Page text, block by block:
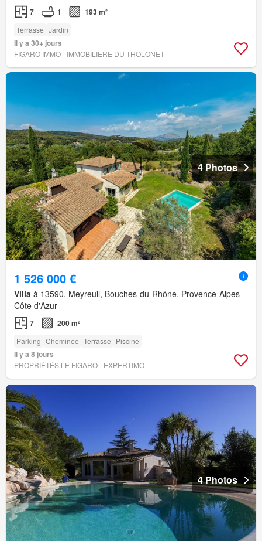
7 1 193 m²
Terrasse Jardin
Il y a 30+ jours
FIGARO IMMO - IMMOBILIERE DU THOLONET
4 Photos
1 526 000 €
Villa à 13590, Meyreuil, Bouches-du-Rhône, Provence-Alpes-
Côte d'Azur
7 200 m²
Parking Cheminée Terrasse Piscine
Il y a 8 jours
PROPRIÉTÉS LE FIGARO - EXPERTIMO
4 Photos